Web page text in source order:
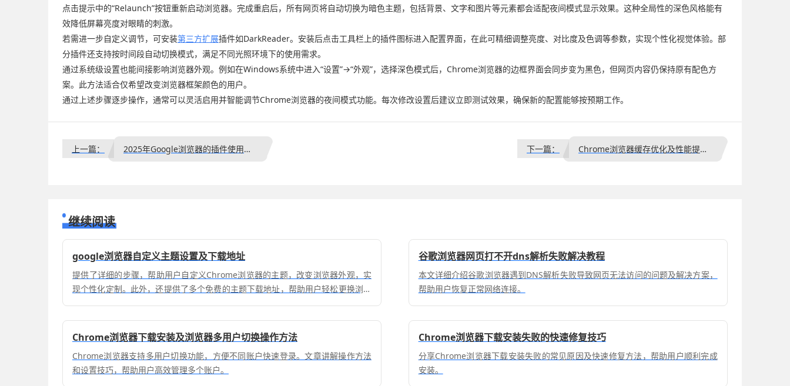
点击提示中的“Relaunch”按钮重新启动浏览器。完成重启后，所有网页将自动切换为暗色主题，包括背景、文字和图片等元素都会适配夜间模式显示效果。这种全局性的深色风格能有
效降低屏幕亮度对眼睛的刺激。
若需进一步自定义调节，可安装第三方扩展插件如DarkReader。安装后点击工具栏上的插件图标进入配置界面，在此可精细调整亮度、对比度及色调等参数，实现个性化视觉体验。部
分插件还支持按时间段自动切换模式，满足不同光照环境下的使用需求。
通过系统级设置也能间接影响浏览器外观。例如在Windows系统中进入“设置”→“外观”，选择深色模式后，Chrome浏览器的边框界面会同步变为黑色，但网页内容仍保持原有配色方
案。此方法适合仅希望改变浏览器框架颜色的用户。
通过上述步骤逐步操作，通常可以灵活启用并智能调节Chrome浏览器的夜间模式功能。每次修改设置后建议立即测试效果，确保新的配置能够按预期工作。
上一篇： 2025年Google浏览器的插件使用技巧与优化建议 下一篇： Chrome浏览器缓存优化及性能提升实操教程
继续阅读
google浏览器自定义主题设置及下载地址
提供了详细的步骤，帮助用户自定义Chrome浏览器的主题，改变浏览器外观，实
现个性化定制。此外，还提供了多个免费的主题下载地址，帮助用户轻松更换浏览
器主题，提升使用体验。
谷歌浏览器网页打不开dns解析失败解决教程
本文详细介绍谷歌浏览器遇到DNS解析失败导致网页无法访问的问题及解决方案，
帮助用户恢复正常网络连接。
Chrome浏览器下载安装及浏览器多用户切换操作方法
Chrome浏览器支持多用户切换功能，方便不同账户快速登录。文章讲解操作方法
和设置技巧，帮助用户高效管理多个账户。
Chrome浏览器下载安装失败的快速修复技巧
分享Chrome浏览器下载安装失败的常见原因及快速修复方法，帮助用户顺利完成
安装。